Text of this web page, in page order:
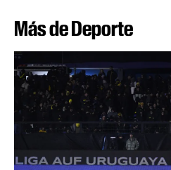
Más de Deporte